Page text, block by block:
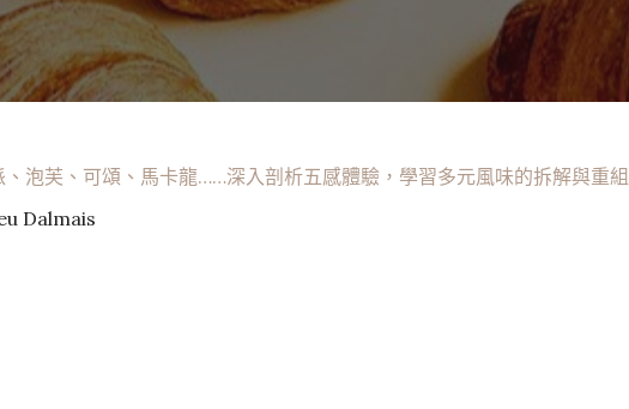
泡芙、可頌、馬卡龍……深入剖析五感體驗，學習多元風味的拆解與重組
Dalmais